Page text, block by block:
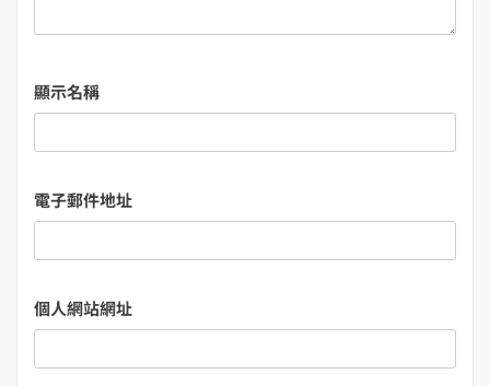
顯示名稱
電子郵件地址
個人網站網址